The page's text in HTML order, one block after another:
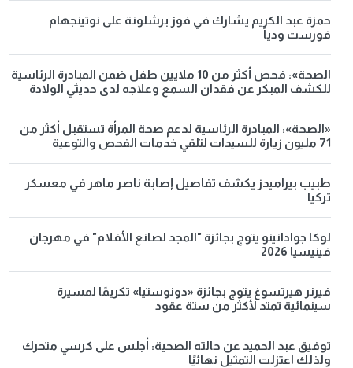
حمزة عبد الكريم يشارك في فوز برشلونة على نوتينجهام
فورست ودياً
الصحة»: فحص أكثر من 10 ملايين طفل ضمن المبادرة الرئاسية
للكشف المبكر عن فقدان السمع وعلاجه لدى حديثي الولادة
«الصحة»: المبادرة الرئاسية لدعم صحة المرأة تستقبل أكثر من
71 مليون زيارة للسيدات لتلقي خدمات الفحص والتوعية
طبيب بيراميدز يكشف تفاصيل إصابة ناصر ماهر في معسكر
تركيا
لوكا جوادانينو يتوج بجائزة "المجد لصانع الأفلام" في مهرجان
فينيسيا 2026
فيرنر هيرتسوغ يتوج بجائزة «دونوستيا» تكريمًا لمسيرة
سينمائية تمتد لأكثر من ستة عقود
توفيق عبد الحميد عن حالته الصحية: أجلس على كرسي متحرك
ولذلك اعتزلت التمثيل نهائيًا